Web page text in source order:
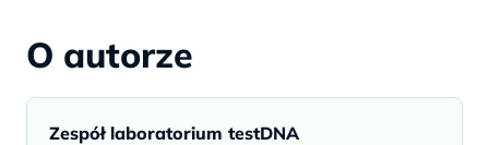
O autorze
Zespół laboratorium testDNA